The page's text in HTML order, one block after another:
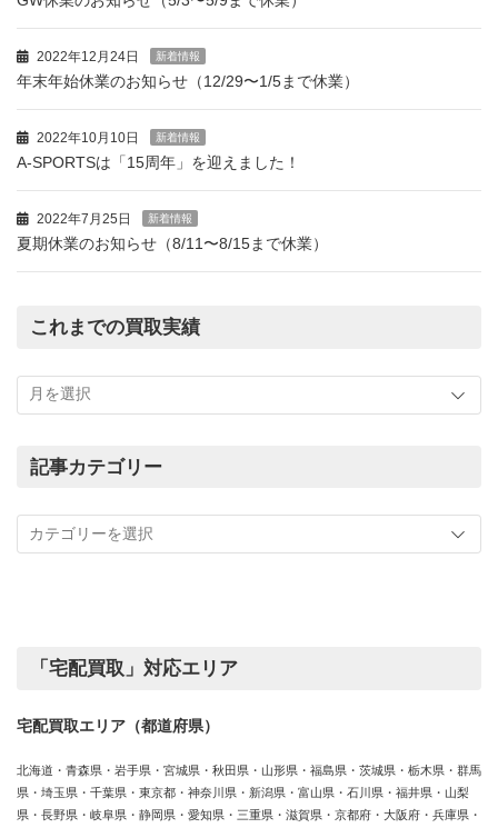
2022年12月24日 新着情報
年末年始休業のお知らせ（12/29〜1/5まで休業）
2022年10月10日 新着情報
A-SPORTSは「15周年」を迎えました！
2022年7月25日 新着情報
夏期休業のお知らせ（8/11〜8/15まで休業）
これまでの買取実績
ま
の
績
記事カテゴリー
カ
「宅配買取」対応エリア
宅配買取エリア（都道府県）
北海道・青森県・岩手県・宮城県・秋田県・山形県・福島県・茨城県・栃木県・群馬
県・埼玉県・千葉県・東京都・神奈川県・新潟県・富山県・石川県・福井県・山梨
県・長野県・岐阜県・静岡県・愛知県・三重県・滋賀県・京都府・大阪府・兵庫県・